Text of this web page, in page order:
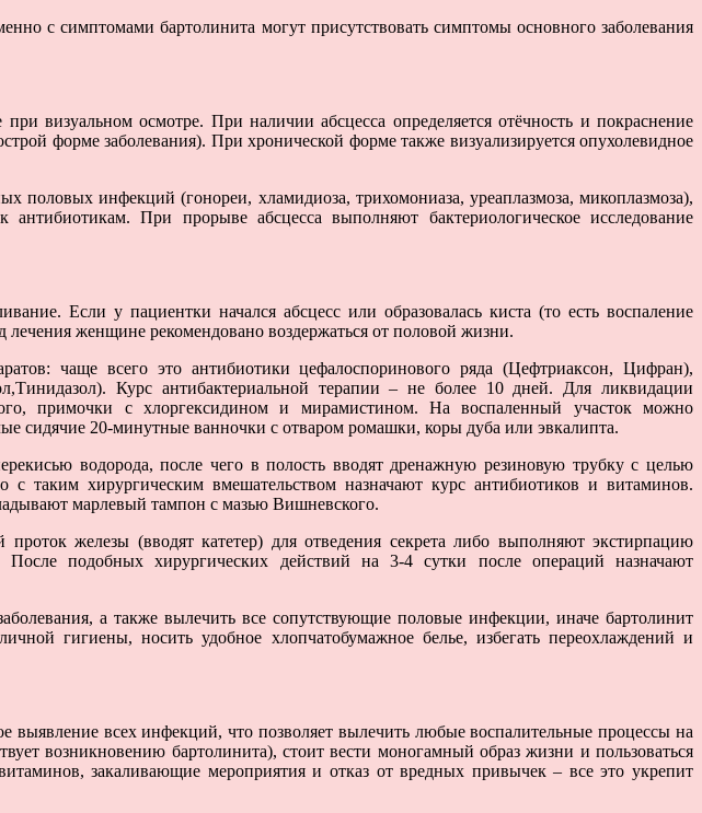
с симптомами бартолинита могут присутствовать симптомы основного заболевания
визуальном осмотре. При наличии абсцесса определяется отёчность и покраснение
форме заболевания). При хронической форме также визуализируется опухолевидное
инфекций (гонореи, хламидиоза, трихомониаза, уреаплазмоза, микоплазмоза),
При прорыве абсцесса выполняют бактериологическое исследование
Если у пациентки начался абсцесс или образовалась киста (то есть воспаление
женщине рекомендовано воздержаться от половой жизни.
чаще всего это антибиотики цефалоспоринового ряда (Цефтриаксoн, Цифран),
Курс антибактериальной терапии – не более 10 дней. Для ликвидации
примочки с хлоргeксидином и мирамистином. На воспаленный участок можно
сидячие 20-минутные ванночки с отваром ромашки, коры дуба или эвкалипта.
водорода, после чего в полость вводят дренажную резиновую трубку с целью
таким хирургическим вмешательством назначают курс антибиотиков и витаминов.
марлевый тампон с мазью Вишневского.
железы (вводят катетер) для отведения секрета либо выполняют экстирпацию
подобных хирургических действий на 3-4 сутки после операций назначают
а также вылечить все сопутствующие половые инфекции, иначе бартолинит
гигиены, носить удобное хлопчатобумажное белье, избегать переохлаждений и
выявление всех инфекций, что позволяет вылечить любые воспалительные процессы на
возникновению бартолинита), стоит вести моногамный образ жизни и пользоваться
закаливающие мероприятия и отказ от вредных привычек – все это укрепит